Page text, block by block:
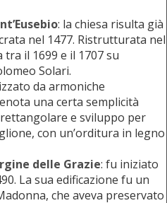
: la chiesa risulta già
nel 1477. Ristrutturata nel
il 1699 e il 1707 su
Solari.
da armoniche
una certa semplicità
e sviluppo per
con un’orditura in legno
delle Grazie: fu iniziato
La sua edificazione fu un
che aveva preservato